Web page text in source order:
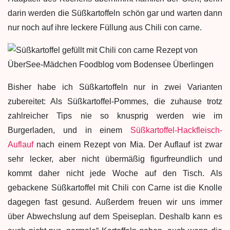
darin werden die Süßkartoffeln schön gar und warten dann
nur noch auf ihre leckere Füllung aus Chili con carne.
Bisher habe ich Süßkartoffeln nur in zwei Varianten
zubereitet: Als Süßkartoffel-Pommes, die zuhause trotz
zahlreicher Tips nie so knusprig werden wie im
Burgerladen, und in einem Süßkartoffel-Hackfleisch-
Auflaufnach einem Rezept von Mia. Der Auflauf ist zwar
sehr lecker, aber nicht übermäßig figurfreundlich und
kommt daher nicht jede Woche auf den Tisch. Als
gebackene Süßkartoffel mit Chili con Carne ist die Knolle
dagegen fast gesund. Außerdem freuen wir uns immer
über Abwechslung auf dem Speiseplan. Deshalb kann es